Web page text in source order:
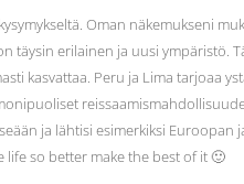
Oman näkemukseni
täysin erilainen ja uusi ympäristö.
kasvattaa. Peru ja Lima tarjoaa
ja lähtisi esimerkiksi
so better make the best of it 🙂